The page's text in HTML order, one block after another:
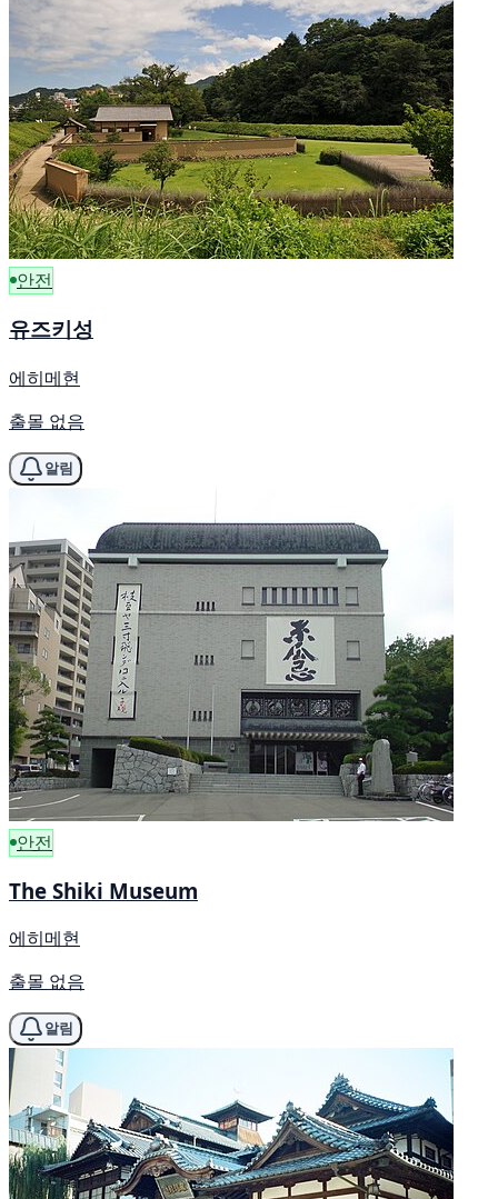
안전
유즈키성
에히메현
출몰 없음
알림
안전
The Shiki Museum
에히메현
출몰 없음
알림